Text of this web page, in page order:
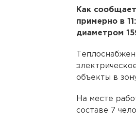
Как
примерно в
диаметром
объекты в
На месте
составе 7